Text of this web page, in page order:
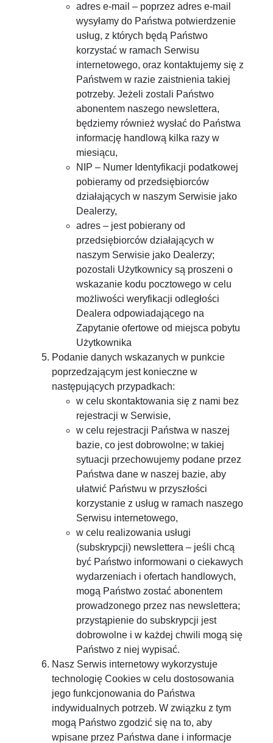
adres e-mail – poprzez adres e-mail
wysyłamy do Państwa potwierdzenie
usług, z których będą Państwo
korzystać w ramach Serwisu
internetowego, oraz kontaktujemy się z
Państwem w razie zaistnienia takiej
potrzeby. Jeżeli zostali Państwo
abonentem naszego newslettera,
będziemy również wysłać do Państwa
informację handlową kilka razy w
miesiącu,
NIP – Numer Identyfikacji podatkowej
pobieramy od przedsiębiorców
działających w naszym Serwisie jako
Dealerzy,
adres – jest pobierany od
przedsiębiorców działających w
naszym Serwisie jako Dealerzy;
pozostali Użytkownicy są proszeni o
wskazanie kodu pocztowego w celu
możliwości weryfikacji odległości
Dealera odpowiadającego na
Zapytanie ofertowe od miejsca pobytu
Użytkownika
Podanie danych wskazanych w punkcie
poprzedzającym jest konieczne w
następujących przypadkach:
w celu skontaktowania się z nami bez
rejestracji w Serwisie,
w celu rejestracji Państwa w naszej
bazie, co jest dobrowolne; w takiej
sytuacji przechowujemy podane przez
Państwa dane w naszej bazie, aby
ułatwić Państwu w przyszłości
korzystanie z usług w ramach naszego
Serwisu internetowego,
w celu realizowania usługi
(subskrypcji) newslettera – jeśli chcą
być Państwo informowani o ciekawych
wydarzeniach i ofertach handlowych,
mogą Państwo zostać abonentem
prowadzonego przez nas newslettera;
przystąpienie do subskrypcji jest
dobrowolne i w każdej chwili mogą się
Państwo z niej wypisać.
Nasz Serwis internetowy wykorzystuje
technologię Cookies w celu dostosowania
jego funkcjonowania do Państwa
indywidualnych potrzeb. W związku z tym
mogą Państwo zgodzić się na to, aby
wpisane przez Państwa dane i informacje